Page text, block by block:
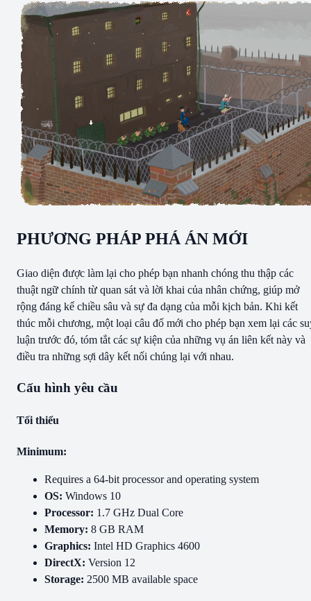
PHƯƠNG PHÁP PHÁ ÁN MỚI
Giao diện được làm lại cho phép bạn nhanh chóng thu thập các
thuật ngữ chính từ quan sát và lời khai của nhân chứng, giúp mở
rộng đáng kể chiều sâu và sự đa dạng của mỗi kịch bản. Khi kết
thúc mỗi chương, một loại câu đố mới cho phép bạn xem lại các
luận trước đó, tóm tắt các sự kiện của những vụ án liên kết này và
điều tra những sợi dây kết nối chúng lại với nhau.
Cấu hình yêu cầu
Tối thiểu
Minimum:
Requires a 64-bit processor and operating system
OS: Windows 10
Processor: 1.7 GHz Dual Core
Memory: 8 GB RAM
Graphics: Intel HD Graphics 4600
DirectX: Version 12
Storage: 2500 MB available space